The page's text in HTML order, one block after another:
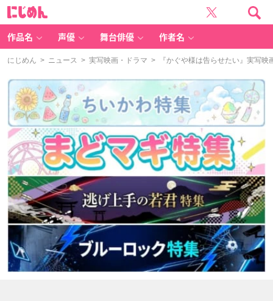
作品名 声優 舞台俳優 作者名
にじめん > ニュース > 実写映画・ドラマ > 『かぐや様は告らせたい』実写映